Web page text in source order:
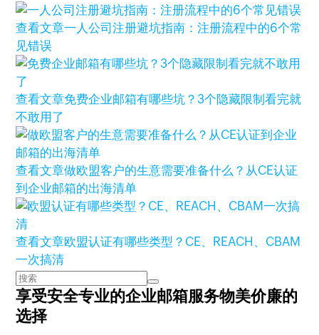
查看文章一人公司注册避坑指南：注册流程中的6个常
见错误
查看文章免费企业邮箱有哪些坑？3个隐藏限制看完就
不敢用了
查看文章做欧盟客户的生意需要准备什么？从CE认证
到企业邮箱的出海清单
查看文章欧盟认证有哪些类型？CE、REACH、CBAM
一次搞清
享受安全专业的企业邮箱服务物美价廉的
选择